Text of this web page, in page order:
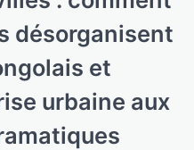
désorganisent
et
urbaine aux